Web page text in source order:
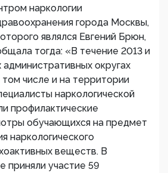
наркологии
города Москвы,
являлся Евгений Брюн,
тогда: «В течение 2013 и
административных округах
числе и на территории
наркологической
профилактические
обучающихся на предмет
наркологического
веществ. В
приняли участие 59